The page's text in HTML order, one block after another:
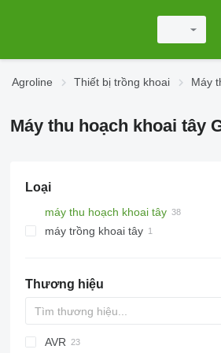
Agroline Thiết bị trồng khoai Máy
Máy thu hoạch khoai tây
Loại
máy thu hoạch khoai tây
máy trồng khoai tây
Thương hiệu
AVR